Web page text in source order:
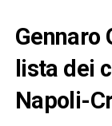
Gennaro
lista dei
Napoli-